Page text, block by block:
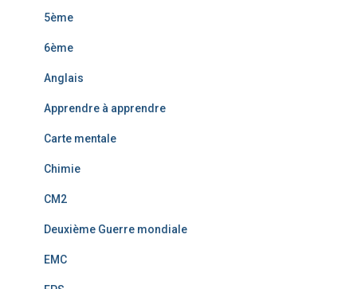
5ème
6ème
Anglais
Apprendre à apprendre
Carte mentale
Chimie
CM2
Deuxième Guerre mondiale
EMC